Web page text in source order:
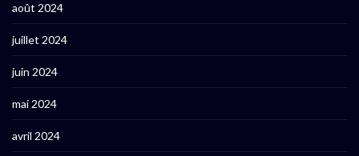
août 2024
juillet 2024
juin 2024
mai 2024
avril 2024